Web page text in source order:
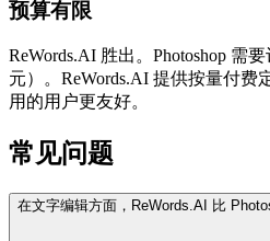
预算有限
ReWords.AI 胜出。Photoshop 需
元）。ReWords.AI 提供按量付费
用的用户更友好。
常见问题
在文字编辑方面，ReWords.AI 比